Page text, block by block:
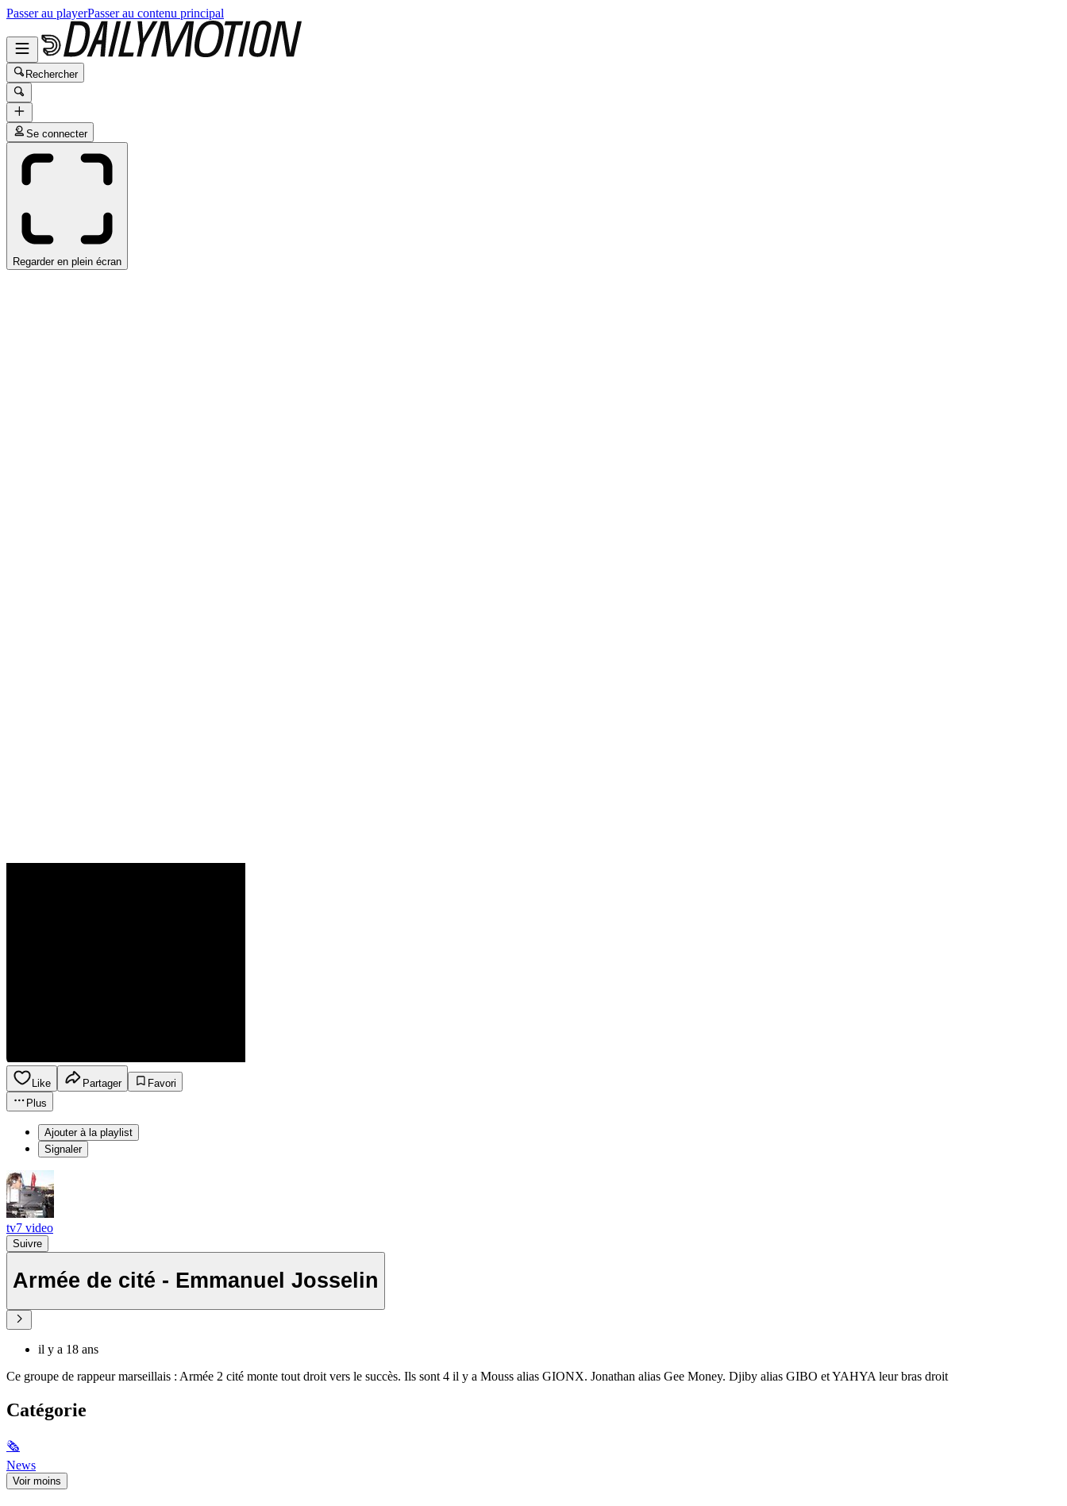
Passer au playerPasser au contenu principal
Rechercher
Se connecter
Regarder en plein écran
Like Partager
Favori
Plus
Ajouter à la playlist
Signaler
tv7 video
Suivre
Armée de cité - Emmanuel Josselin
il y a 18 ans
Ce groupe de rappeur marseillais : Armée 2 cité monte tout droit vers le succès. Ils sont 4 il y a Mouss alias GIONX. Jonathan alias Gee Money. Djiby alias GIBO et YAHYA leur bras droit
Catégorie
🗞
News
Voir moins